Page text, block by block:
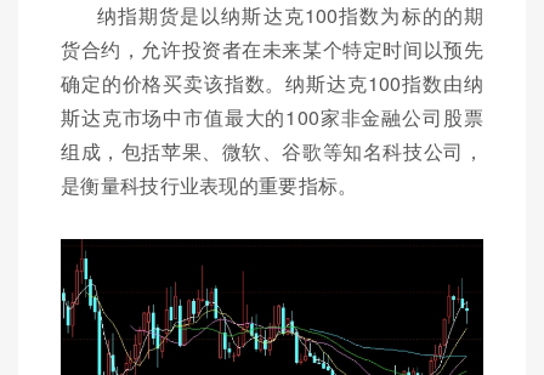
纳指期货是以纳斯达克100指数为标的的期
货合约，允许投资者在未来某个特定时间以预先
确定的价格买卖该指数。纳斯达克100指数由纳
斯达克市场中市值最大的100家非金融公司股票
组成，包括苹果、微软、谷歌等知名科技公司，
是衡量科技行业表现的重要指标。